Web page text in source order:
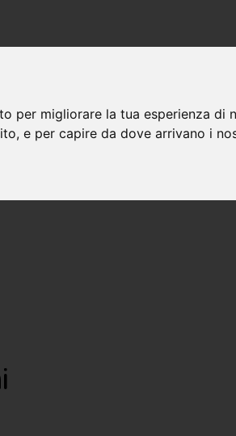
per migliorare la tua esperienza
e per capire da dove arrivano i